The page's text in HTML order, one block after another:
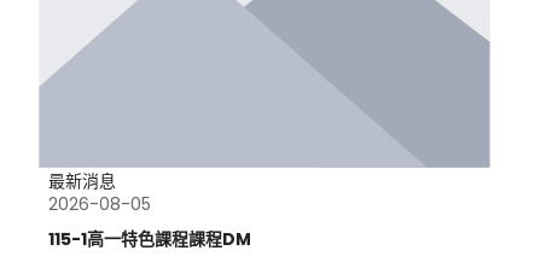
最新消息
2026-08-05
115-1高一特色課程課程DM